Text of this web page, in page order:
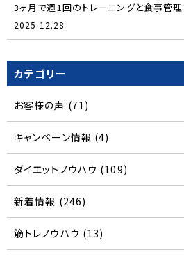
3ヶ月で週1回のトレーニングと食事管理
2025.12.28
カテゴリー
お客様の声 (71)
キャンペーン情報 (4)
ダイエットノウハウ (109)
新着情報 (246)
筋トレノウハウ (13)